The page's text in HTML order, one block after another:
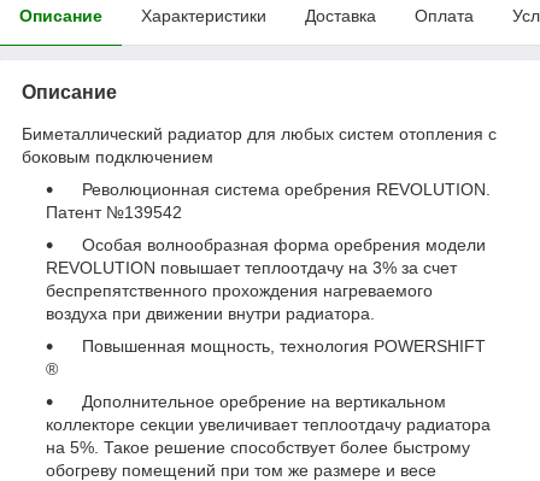
Описание Характеристики Доставка Оплата
Описание
Биметаллический радиатор для любых систем отопления с
боковым подключением
Революционная система оребрения REVOLUTION.
Патент №139542
Особая волнообразная форма оребрения модели
REVOLUTION повышает теплоотдачу на 3% за счет
беспрепятственного прохождения нагреваемого
воздуха при движении внутри радиатора.
Повышенная мощность, технология POWERSHIFT
®
Дополнительное оребрение на вертикальном
коллекторе секции увеличивает теплоотдачу радиатора
на 5%. Такое решение способствует более быстрому
обогреву помещений при том же размере и весе